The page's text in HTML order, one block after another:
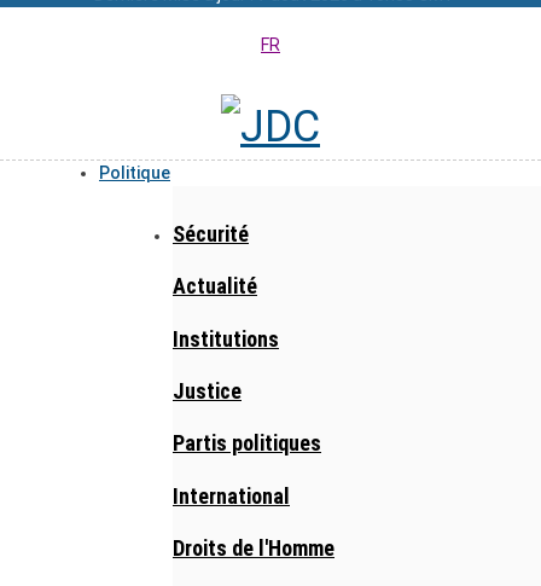
FR
Politique
Sécurité
Actualité
Institutions
Justice
Partis politiques
International
Droits de l'Homme